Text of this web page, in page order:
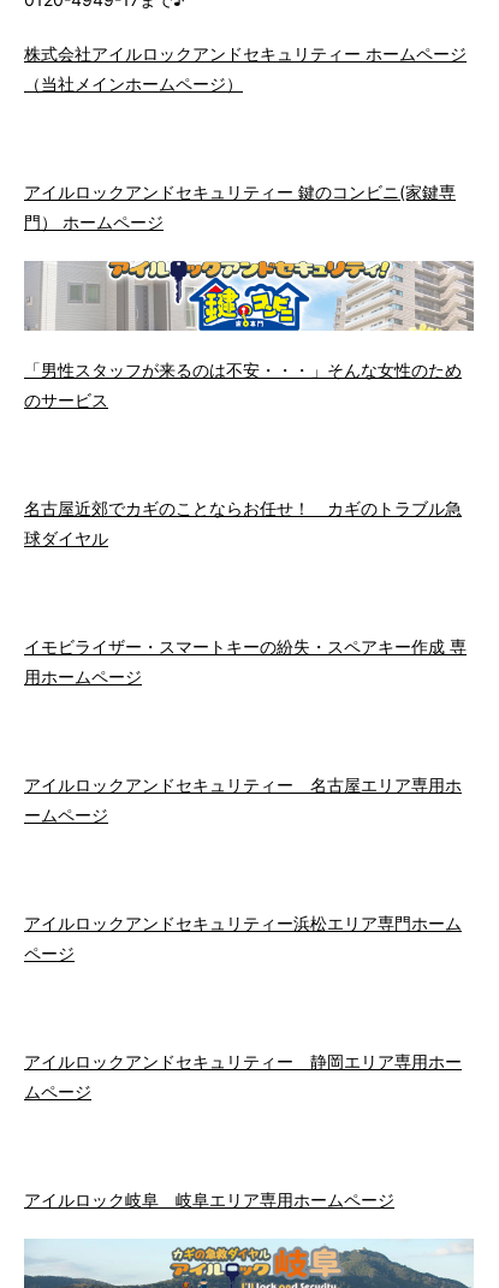
株式会社アイルロックアンドセキュリティー ホームページ
（当社メインホームページ）
アイルロックアンドセキュリティー 鍵のコンビニ(家鍵専
門） ホームページ
「男性スタッフが来るのは不安・・・」そんな女性のため
のサービス
名古屋近郊でカギのことならお任せ！ カギのトラブル急
球ダイヤル
イモビライザー・スマートキーの紛失・スペアキー作成 専
用ホームページ
アイルロックアンドセキュリティー 名古屋エリア専用ホ
ームページ
アイルロックアンドセキュリティー浜松エリア専門ホーム
ページ
アイルロックアンドセキュリティー 静岡エリア専用ホー
ムページ
アイルロック岐阜 岐阜エリア専用ホームページ